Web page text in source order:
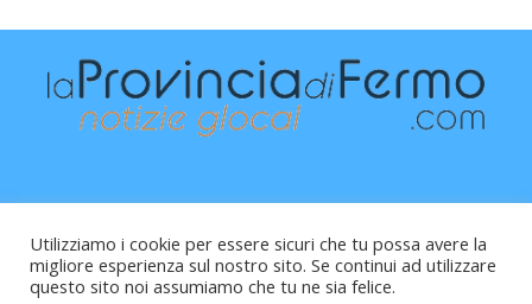
Utilizziamo i cookie per essere sicuri che tu possa avere la
migliore esperienza sul nostro sito. Se continui ad utilizzare
questo sito noi assumiamo che tu ne sia felice.